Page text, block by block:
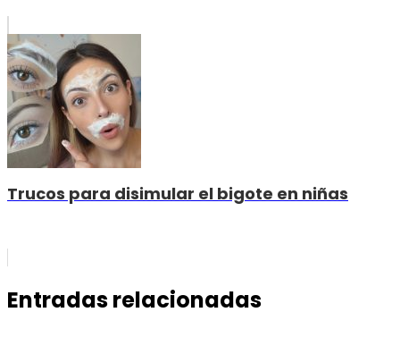
Trucos para disimular el bigote en niñas
Entradas relacionadas